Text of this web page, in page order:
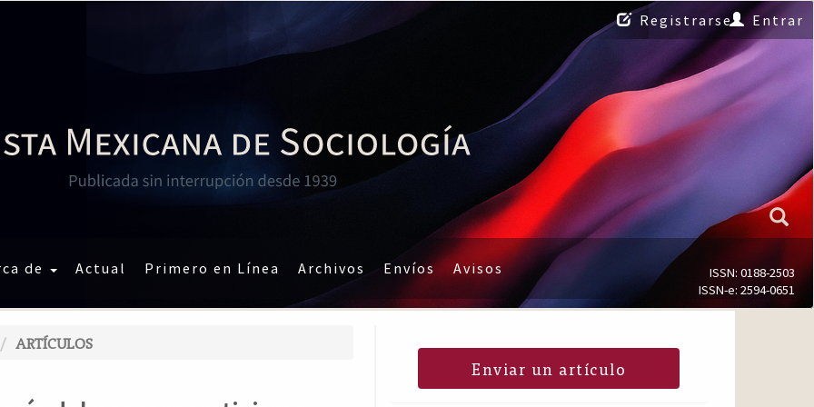
Registrarse Entrar
ISSN: 0188-2503
ISSN-e: 2594-0651
de Actual Primero en Línea Archivos Envíos Avisos
ARTÍCULOS
Enviar un artículo